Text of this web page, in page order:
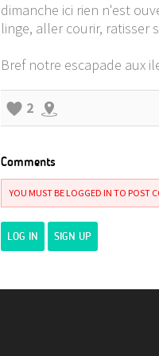
dimanche ici rien n'est
linge, aller courir, ratisser
Bref notre escapade aux
2
Comments
YOU MUST BE LOGGED IN TO POST
LOG IN SIGN UP